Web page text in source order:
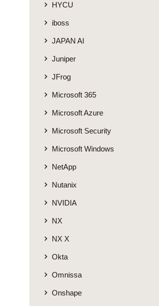
HYCU
iboss
JAPAN AI
Juniper
JFrog
Microsoft 365
Microsoft Azure
Microsoft Security
Microsoft Windows
NetApp
Nutanix
NVIDIA
NX
NX X
Okta
Omnissa
Onshape